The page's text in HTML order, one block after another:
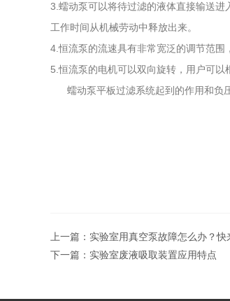
3.蠕动泵可以将待过滤的液体直接输送
工作时间从机械劳动中释放出来。
4.恒流泵的流速具有非常宽泛的调节范围
5.恒流泵的电机可以双向旋转，用户可
蠕动泵平板过滤系统起到的作用和负压
上一篇： 实验室用真空泵故障怎么办？快
下一篇： 实验室废液吸取装置应用特点